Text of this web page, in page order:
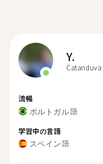
Y.
Catanduva
流暢
ポルトガル語
学習中の言語
スペイン語